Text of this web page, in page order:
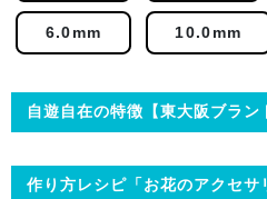
6.0mm 10.0mm
自遊自在の特徴【東大阪ブラン
作り方レシピ「お花のアクセサ